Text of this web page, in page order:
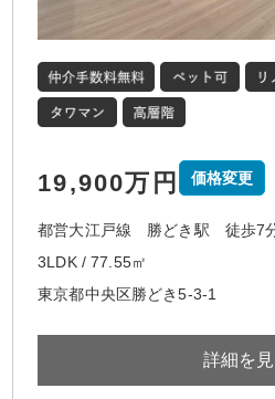
19,900万円 価格変更
都営大江戸線 勝どき駅 徒歩7
3LDK / 77.55㎡
東京都中央区勝どき5-3-1
詳細を